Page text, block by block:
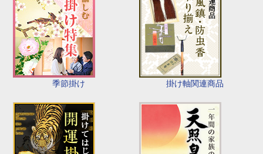
季節掛け 掛け軸関連商品